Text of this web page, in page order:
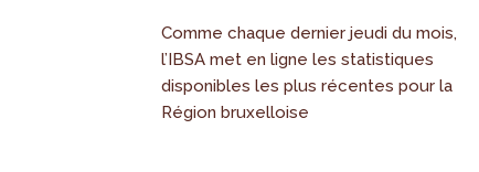
Comme chaque dernier jeudi du mois,
l’IBSA met en ligne les statistiques
disponibles les plus récentes pour la
Région bruxelloise